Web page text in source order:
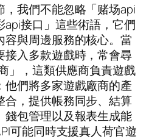
，我們不能忽略「赌场api
api接口」這些術語，它們
容與周邊服務的核心。當
接入多款遊戲時，常會尋
」，這類供應商負責遊戲
他們將多家遊戲廠商的產
合，提供帳務同步、結算
錢包管理以及報表生成能
可能同時支援真人荷官遊